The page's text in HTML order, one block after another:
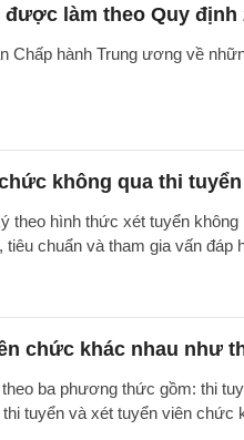
làm theo Quy định
Chấp hành Trung ương về
không qua thi
theo hình thức xét tuyển
tiêu chuẩn và tham gia vấn đáp
chức khác nhau như
ba phương thức gồm: thi
tuyển và xét tuyển viên chức